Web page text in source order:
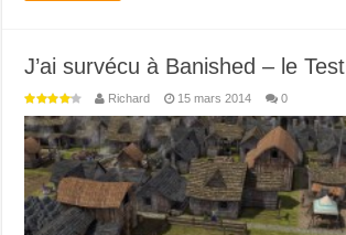
J’ai survécu à Banished – le Test
Richard 15 mars 2014 0